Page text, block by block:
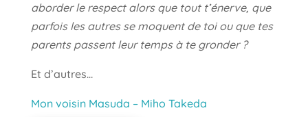
aborder le respect alors que tout t’énerve, que
parfois les autres se moquent de toi ou que tes
parents passent leur temps à te gronder ?
Et d’autres…
Mon voisin Masuda – Miho Takeda